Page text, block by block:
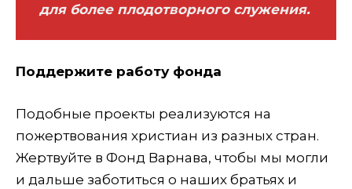
для более плодотворного служения.
Поддержите работу фонда
Подобные проекты реализуются на
пожертвования христиан из разных стран.
Жертвуйте в Фонд Варнава, чтобы мы могли
и дальше заботиться о наших братьях и